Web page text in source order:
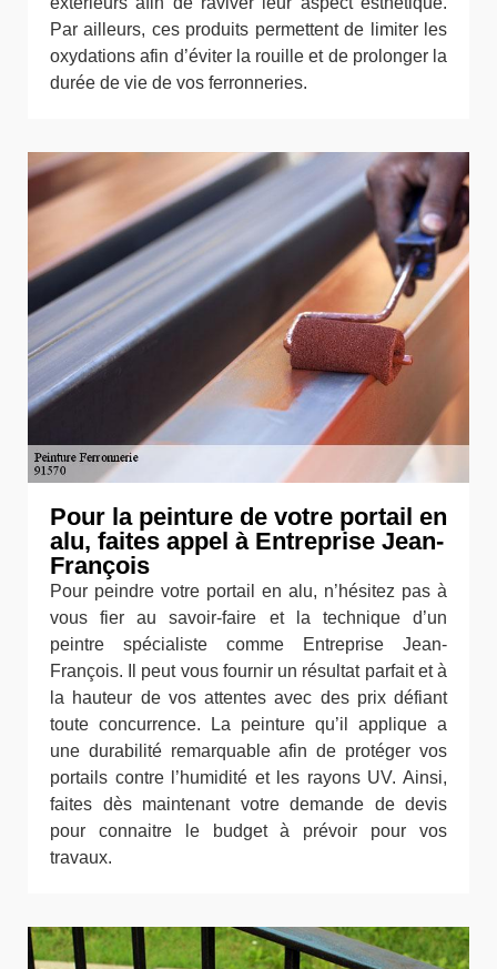
Par ailleurs, ces produits permettent de limiter les
oxydations afin d’éviter la rouille et de prolonger la
durée de vie de vos ferronneries.
Pour la peinture de votre portail en
alu, faites appel à Entreprise Jean-
François
Pour peindre votre portail en alu, n’hésitez pas à
vous fier au savoir-faire et la technique d’un
peintre spécialiste comme Entreprise Jean-
François. Il peut vous fournir un résultat parfait et à
la hauteur de vos attentes avec des prix défiant
toute concurrence. La peinture qu’il applique a
une durabilité remarquable afin de protéger vos
portails contre l’humidité et les rayons UV. Ainsi,
faites dès maintenant votre demande de devis
pour connaitre le budget à prévoir pour vos
travaux.